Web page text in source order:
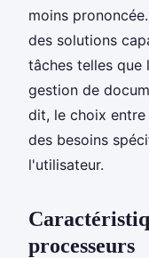
moins
des solutions
tâches telles que
gestion de
dit, le choix
des besoins
l'utilisateur.
processeurs